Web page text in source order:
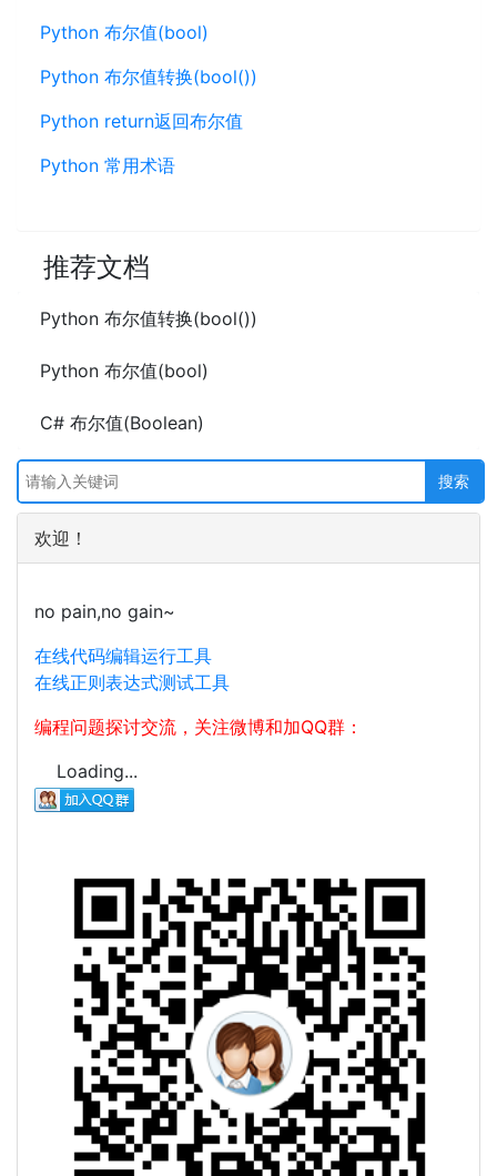
Python 布尔值(bool)
Python 布尔值转换(bool())
Python return返回布尔值
Python 常用术语
推荐文档
Python 布尔值转换(bool())
Python 布尔值(bool)
C# 布尔值(Boolean)
欢迎！
no pain,no gain~
在线代码编辑运行工具
在线正则表达式测试工具
编程问题探讨交流，关注微博和加QQ群：
Loading...